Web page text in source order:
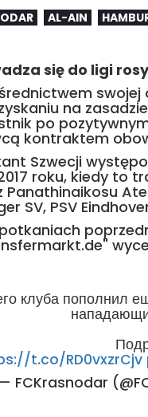
AL-AIN
się do ligi
na
po
kontraktem
Szwecji
roku, kiedy to
Panathinaikosu
SV, PSV
клуба пополнил
t.co/RD0vxzrCjv
— FCKrasnodar